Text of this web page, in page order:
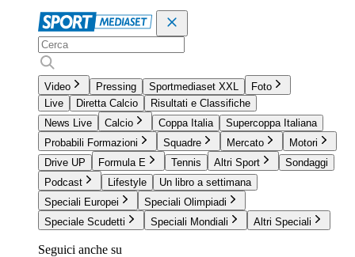
Video Pressing Sportmediaset XXL
Foto
Live
Diretta Calcio
Risultati e Classifiche
News Live
Calcio Coppa Italia
Supercoppa Italiana
Probabili Formazioni
Squadre Mercato
Motori
Drive UP
Formula E Tennis Altri Sport
Sondaggi
Podcast
Lifestyle
Un libro a settimana
Speciali Europei
Speciali Olimpiadi
Speciale Scudetti
Speciali Mondiali Altri Speciali
Seguici anche su